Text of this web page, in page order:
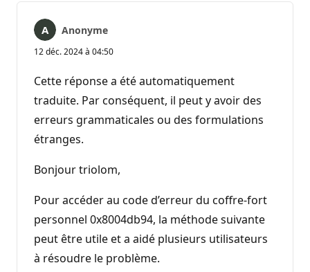
Anonyme
12 déc. 2024 à 04:50
Cette réponse a été automatiquement
traduite. Par conséquent, il peut y avoir des
erreurs grammaticales ou des formulations
étranges.
Bonjour triolom,
Pour accéder au code d’erreur du coffre-fort
personnel 0x8004db94, la méthode suivante
peut être utile et a aidé plusieurs utilisateurs
à résoudre le problème.